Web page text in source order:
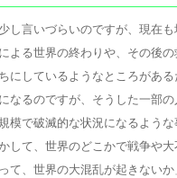
し言いづらいのですが、現在も
よる世界の終わりや、その後
にしているようなところがあ
なるのですが、そうした一部の
模で破滅的な状況になるよう
して、世界のどこかで戦争や
て、世界の大混乱が起きない